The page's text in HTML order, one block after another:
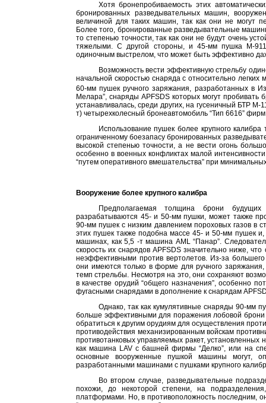
Хотя бронепробиваемость этих
бронированных разведывательных машин,
величиной для таких машин, так как они не могут
Более того, бронированные разведывательные
то степенью точности, так как они не будут очень
тяжелыми. С другой стороны, и 45-мм пушка М-
одиночным выстрелом, что может быть эффективно
Возможность вести эффективную стрельбу
начальной скоростью снаряда с относительно
60-мм пушек ручного заряжания, разработанных в
Мелара”, снаряды APFSDS которых могут
устанавливалась, среди других, на гусеничный БТР
т) четырехколесный бронеавтомобиль “Тип 6616” фирм
Использование пушек более крупного
ограниченному боезапасу бронированных
высокой степенью точности, а не вести огонь
особенно в военных конфликтах малой
“путем оперативного вмешательства” при
Вооружение более крупного калибра
Предполагаемая толщина брони
разрабатываются 45- и 50-мм пушки, может также
90-мм пушек с низким давлением пороховых газов в
этих пушек также подобна массе 45- и 50-мм пушек и,
машинах, как 5,5 -т машина AML “Панар”.
скорость их снарядов APFSDS значительно ниже,
неэффективными против вертолетов. Из-за
они имеются только в форме для ручного заряжания,
темп стрельбы. Несмотря на это, они сохраняют
в качестве орудий “общего назначения”, особенно
фугасными снарядами в дополнение к снарядам
Однако, так как кумулятивные снаряды 90-мм
больше эффективными для поражения лобовой
обратиться к другим орудиям для осуществления
противодействия механизированным войскам
противотанковых управляемых ракет,
как машина LAV с башней фирмы “Делко”, или на
основные вооруженные пушкой машины могут,
разработанными машинами с пушками крупного
Во втором случае, разведывательные
похожи, до некоторой степени, на
платформами. Но, в противоположность последним,